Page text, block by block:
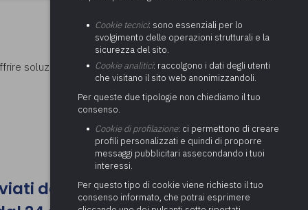
Determinazione fondo risorse
decentrate
Pratiche previdenziali
ai comuni per l’attivazione di
(Partenariato Pubblico
Privato)
Società e organismi
adempimenti degli enti locali
Adeguamento del sistema di
gestione documentale alle
nuove linee guida sul
documento informatico
Protezione dei Dati (RPD,
altrimenti denominato Data
Protection Officer, DPO)
Supporto transizione al
digitale
Gestione IVA
Gestione IRAP
Consolidato
Relazione di fine e inizio
mandato
Supporto alla predisposizione
del Piano Economico-
Attività di supporto Gare
Energetiche (ex Legge 10/91)
Controllo Pratiche Sismiche
soluzioni a dubbi e problematiche di
dall'8 al 23 agosto 2026
Cookie tecnici: sono essenziali per lo
svolgimento delle operazioni strutturali e la
sicurezza del sito.
Cookie analitici: raccolgono i dati degli utenti
che visitano il sito web anonimizzandoli.
Per queste due tipologie non chiediamo il tuo
consenso.
Cookie di profilazione: ci permettono di creare
profili personalizzati e quindi di proporre
messaggi pubblicitari assecondando i tuoi
interessi.
Per questo tipo di cookie viene richiesto il tuo
consenso informato, che potrai esprimere